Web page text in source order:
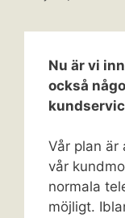
Nu är vi
också
Vår plan är
vår
normala
möjligt.